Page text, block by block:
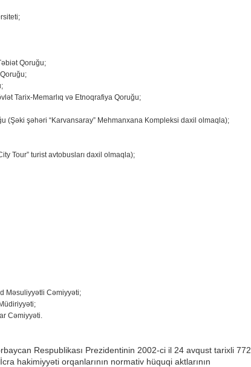
Qoruğu;
Tarix-Memarlıq və Etnoqrafiya Qoruğu;
(Şəki şəhəri “Karvansaray” Mehmanxana Kompleksi daxil olmaqla);
Tour” turist avtobusları daxil olmaqla);
Məsuliyyətli Cəmiyyəti;
Cəmiyyəti.
Respublikası Prezidentinin 2002-ci il 24 avqust tarixli 772
hakimiyyəti orqanlarının normativ hüquqi aktlarının